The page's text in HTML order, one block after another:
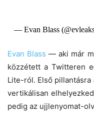
— Evan Blass
Evan Blass — aki már
közzétett a Twitteren
Lite-ról. Első pillantásra
vertikálisan
pedig az ujjlenyomat-